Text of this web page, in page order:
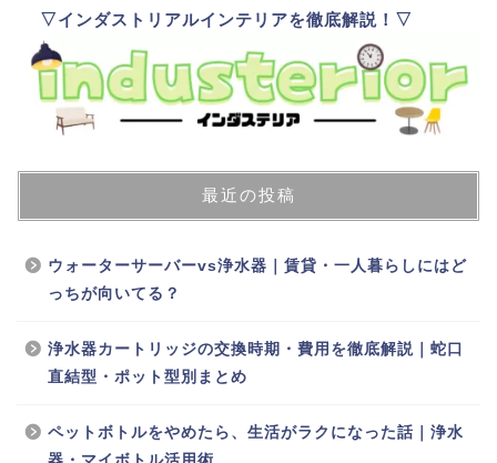
▽インダストリアルインテリアを徹底解説！▽
最近の投稿
ウォーターサーバーvs浄水器｜賃貸・一人暮らしにはど
っちが向いてる？
浄水器カートリッジの交換時期・費用を徹底解説｜蛇口
直結型・ポット型別まとめ
ペットボトルをやめたら、生活がラクになった話｜浄水